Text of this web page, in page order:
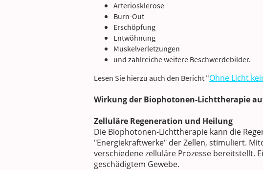
Arteriosklerose
Burn-Out
Erschöpfung
Entwöhnung
Muskelverletzungen
und zahlreiche weitere Beschwerdebilder.
Lesen Sie hierzu auch den Bericht "Ohne Licht
Wirkung der Biophotonen-Lichttherapie
Zelluläre Regeneration und Heilung
Die Biophotonen-Lichttherapie kann die
"Energiekraftwerke" der Zellen, stimuliert.
verschiedene zelluläre Prozesse bereitstellt.
geschädigtem Gewebe.